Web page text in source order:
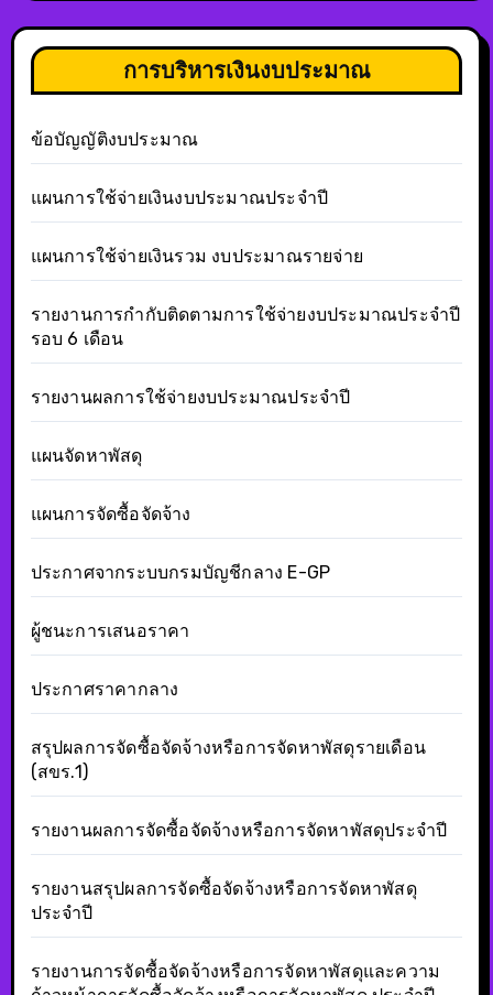
การบริหารเงินงบประมาณ
ข้อบัญญัติงบประมาณ
แผนการใช้จ่ายเงินงบประมาณประจำปี
แผนการใช้จ่ายเงินรวม งบประมาณรายจ่าย
รายงานการกำกับติดตามการใช้จ่ายงบประมาณประจำปี
รอบ 6 เดือน
รายงานผลการใช้จ่ายงบประมาณประจำปี
แผนจัดหาพัสดุ
แผนการจัดซื้อจัดจ้าง
ประกาศจากระบบกรมบัญชีกลาง E-GP
ผู้ชนะการเสนอราคา
ประกาศราคากลาง
สรุปผลการจัดซื้อจัดจ้างหรือการจัดหาพัสดุรายเดือน
(สขร.1)
รายงานผลการจัดซื้อจัดจ้างหรือการจัดหาพัสดุประจำปี
รายงานสรุปผลการจัดซื้อจัดจ้างหรือการจัดหาพัสดุ
ประจำปี
รายงานการจัดซื้อจัดจ้างหรือการจัดหาพัสดุและความ